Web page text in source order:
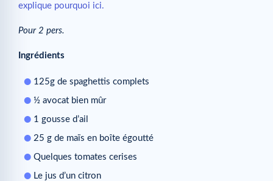
explique pourquoi ici.
Pour 2 pers.
Ingrédients
125g de spaghettis complets
½ avocat bien mûr
1 gousse d’ail
25 g de maïs en boîte égoutté
Quelques tomates cerises
Le jus d’un citron